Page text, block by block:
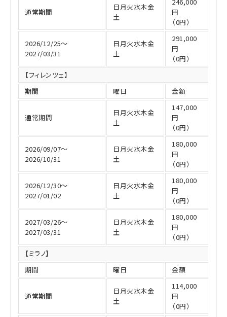
通常期間
日月火水木金
土
円
（0円）
2026/12/25～
2027/03/31
日月火水木金
土
291,000
円
（0円）
【フィレンツェ】
期間
曜日 金額
通常期間
日月火水木金
土
147,000
円
（0円）
2026/09/07～
2026/10/31
日月火水木金
土
180,000
円
（0円）
2026/12/30～
2027/01/02
日月火水木金
土
180,000
円
（0円）
2027/03/26～
2027/03/31
日月火水木金
土
180,000
円
（0円）
【ミラノ】
期間
曜日 金額
通常期間
日月火水木金
土
114,000
円
（0円）